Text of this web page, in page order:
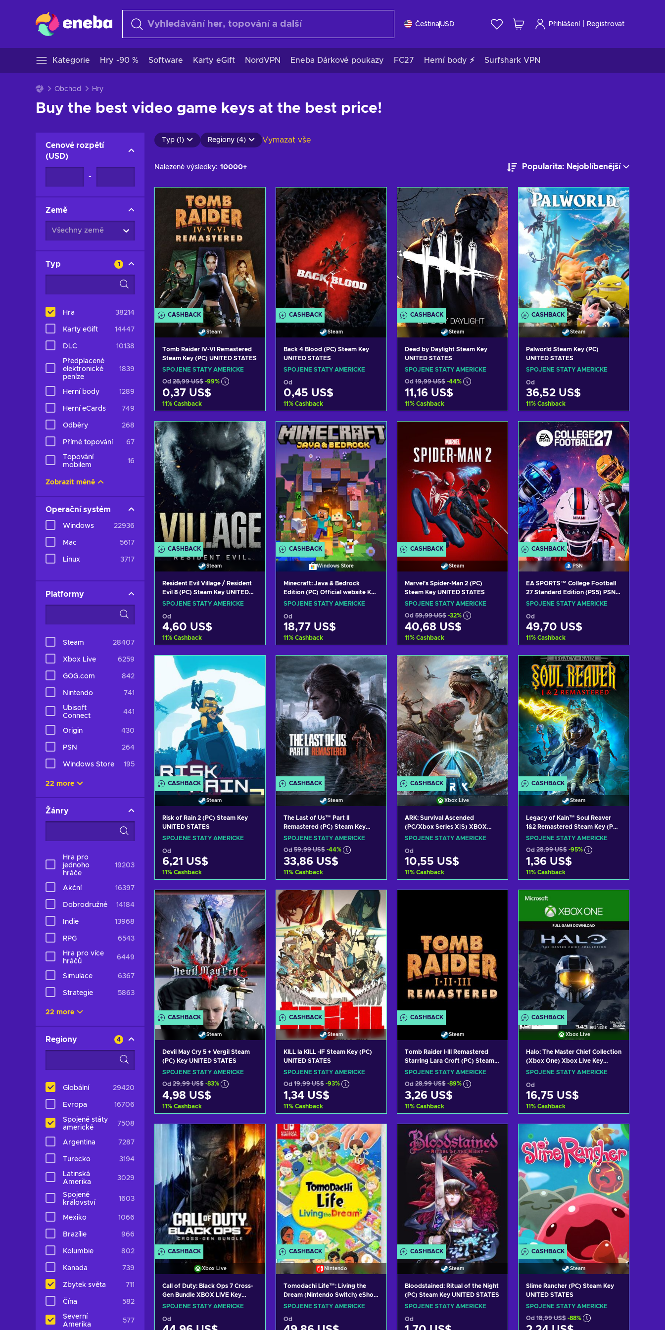
Čeština USD Přihlášení| Registrovat
Kategorie Hry -90 % Software Karty eGift NordVPN Eneba Dárkové poukazy FC27 Herní body ⚡ Surfshark VPN
Obchod Hry
Buy the best video game keys at the best price!
Cenové rozpětí
(USD)
-
Země
Všechny země
Typ 1
Hra 38214
Karty eGift 14447
DLC 10138
Předplacené
elektronické
peníze
1839
Herní body 1289
Herní eCards 749
Odběry 268
Přímé topování 67
Topování
mobilem
16
Zobrazit méně
Operační systém
Windows 22936
Mac 5617
Linux 3717
Platformy
Steam 28407
Xbox Live 6259
GOG.com 842
Nintendo 741
Ubisoft
Connect
441
Origin 430
PSN 264
Windows Store 195
22 more
Žánry
Hra pro
jednoho
hráče
19203
Akční 16397
Dobrodružné 14184
Indie 13968
RPG 6543
Hra pro více
hráčů
6449
Simulace 6367
Strategie 5863
22 more
Regiony 4
Globální 29420
Evropa 16706
Spojené státy
americké
7508
Argentina 7287
Turecko 3194
Latinská
Amerika
3029
Spojené
království
1603
Mexiko 1066
Brazílie 966
Kolumbie 802
Kanada 739
Zbytek světa 711
Čína 582
Severní
Amerika
577
Typ (1) Regiony (4) Vymazat vše
Nalezené výsledky: 10000+ Popularita: Nejoblíbenější
CASHBACK
Steam
Tomb Raider IV-VI Remastered
Steam Key (PC) UNITED STATES
SPOJENÉ STÁTY AMERICKÉ
Od 28,99 US$ -99%
0,37 US$
11% Cashback
Přidat do košíku
Zobrazit nabídky
CASHBACK
Steam
Back 4 Blood (PC) Steam Key
UNITED STATES
SPOJENÉ STÁTY AMERICKÉ
Od
0,45 US$
11% Cashback
Přidat do košíku
Zobrazit nabídky
CASHBACK
Steam
Dead by Daylight Steam Key
UNITED STATES
SPOJENÉ STÁTY AMERICKÉ
Od 19,99 US$ -44%
11,16 US$
11% Cashback
Zobrazit nabídky
CASHBACK
Steam
Palworld Steam Key (PC)
UNITED STATES
SPOJENÉ STÁTY AMERICKÉ
Od
36,52 US$
11% Cashback
Přidat do košíku
Zobrazit nabídky
CASHBACK
Steam
Resident Evil Village / Resident
Evil 8 (PC) Steam Key UNITED
STATES
SPOJENÉ STÁTY AMERICKÉ
Od
4,60 US$
11% Cashback
Zobrazit nabídky
CASHBACK
Windows Store
Minecraft: Java & Bedrock
Edition (PC) Official website Key
UNITED STATES
SPOJENÉ STÁTY AMERICKÉ
Od
18,77 US$
11% Cashback
Přidat do košíku
Zobrazit nabídky
CASHBACK
Steam
Marvel's Spider-Man 2 (PC)
Steam Key UNITED STATES
SPOJENÉ STÁTY AMERICKÉ
Od 59,99 US$ -32%
40,68 US$
11% Cashback
Přidat do košíku
Zobrazit nabídky
CASHBACK
PSN
EA SPORTS™ College Football
27 Standard Edition (PS5) PSN
Key UNITED STATES
SPOJENÉ STÁTY AMERICKÉ
Od
49,70 US$
11% Cashback
Přidat do košíku
Zobrazit nabídky
CASHBACK
Steam
Risk of Rain 2 (PC) Steam Key
UNITED STATES
SPOJENÉ STÁTY AMERICKÉ
Od
6,21 US$
11% Cashback
Přidat do košíku
Zobrazit nabídky
CASHBACK
Steam
The Last of Us™ Part II
Remastered (PC) Steam Key
UNITED STATES
SPOJENÉ STÁTY AMERICKÉ
Od 59,99 US$ -44%
33,86 US$
11% Cashback
Přidat do košíku
Zobrazit nabídky
CASHBACK
Xbox Live
ARK: Survival Ascended
(PC/Xbox Series X|S) XBOX
LIVE Key UNITED STATES
SPOJENÉ STÁTY AMERICKÉ
Od
10,55 US$
11% Cashback
CASHBACK
Steam
Legacy of Kain™ Soul Reaver
1&2 Remastered Steam Key (PC)
UNITED STATES
SPOJENÉ STÁTY AMERICKÉ
Od 28,99 US$ -95%
1,36 US$
11% Cashback
Zobrazit nabídky
CASHBACK
Steam
Devil May Cry 5 + Vergil Steam
(PC) Key UNITED STATES
SPOJENÉ STÁTY AMERICKÉ
Od 29,99 US$ -83%
4,98 US$
11% Cashback
Přidat do košíku
Zobrazit nabídky
CASHBACK
Steam
KILL la KILL -IF Steam Key (PC)
UNITED STATES
SPOJENÉ STÁTY AMERICKÉ
Od 19,99 US$ -93%
1,34 US$
11% Cashback
Přidat do košíku
Zobrazit nabídky
CASHBACK
Steam
Tomb Raider I-III Remastered
Starring Lara Croft (PC) Steam
Key UNITED STATES
SPOJENÉ STÁTY AMERICKÉ
Od 28,99 US$ -89%
3,26 US$
11% Cashback
Přidat do košíku
Zobrazit nabídky
CASHBACK
Xbox Live
Halo: The Master Chief Collection
(Xbox One) Xbox Live Key
UNITED STATES
SPOJENÉ STÁTY AMERICKÉ
Od
16,75 US$
11% Cashback
Přidat do košíku
Zobrazit nabídky
CASHBACK
Xbox Live
Call of Duty: Black Ops 7 Cross-
Gen Bundle XBOX LIVE Key
UNITED STATES
SPOJENÉ STÁTY AMERICKÉ
Od
CASHBACK
Nintendo
Tomodachi Life™: Living the
Dream (Nintendo Switch) eShop
Key UNITED STATES
SPOJENÉ STÁTY AMERICKÉ
Od
CASHBACK
Steam
Bloodstained: Ritual of the Night
(PC) Steam Key UNITED STATES
SPOJENÉ STÁTY AMERICKÉ
Od
CASHBACK
Steam
Slime Rancher (PC) Steam Key
UNITED STATES
SPOJENÉ STÁTY AMERICKÉ
Od 18,99 US$ -88%